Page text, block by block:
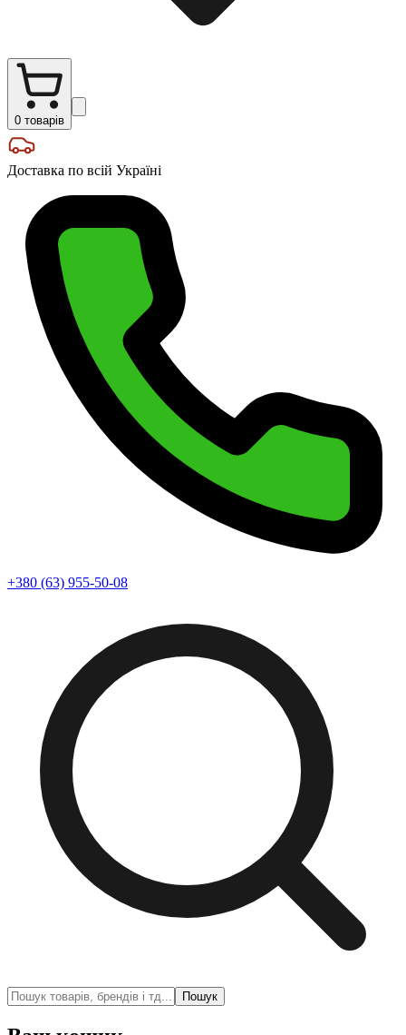
0 товарів
Доставка по всій Україні
+380 (63) 955-50-08
Пошук